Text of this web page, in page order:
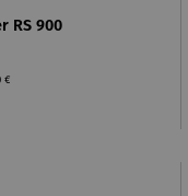
RS 900
Preis:
€